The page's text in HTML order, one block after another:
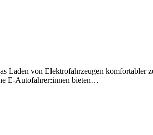
Laden von Elektrofahrzeugen komfortabler
E-Autofahrer:innen bieten…